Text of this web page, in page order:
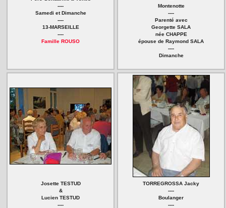
----
Samedi et Dimanche
----
13-MARSEILLE
----
Famille ROUSO
Montenotte
----
Parenté avec
Georgette SALA
née CHAPPE
épouse de Raymond SALA
----
Dimanche
Josette TESTUD
&
Lucien TESTUD
----
TORREGROSSA Jacky
----
Boulanger
----